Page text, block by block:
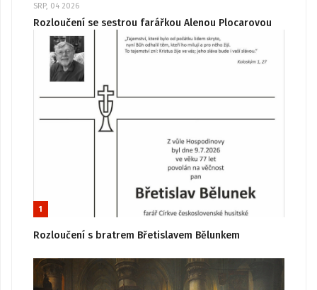
SRP, 04 2026
Rozloučení se sestrou farářkou Alenou Plocarovou
1
Rozloučení s bratrem Břetislavem Bělunkem